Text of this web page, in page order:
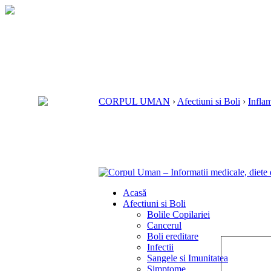
CORPUL UMAN › Afectiuni si Boli ›
Acasă
Afectiuni si Boli
Bolile Copilariei
Cancerul
Boli ereditare
Infectii
Sangele si Imunitatea
Simptome